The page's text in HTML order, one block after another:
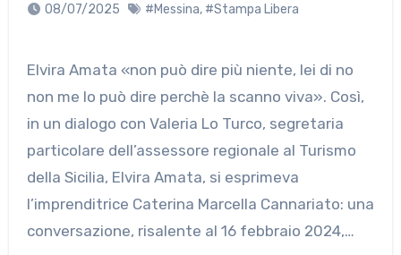
08/07/2025 #Messina, #Stampa Libera
Elvira Amata «non può dire più niente, lei di no
non me lo può dire perchè la scanno viva». Così,
in un dialogo con Valeria Lo Turco, segretaria
particolare dell’assessore regionale al Turismo
della Sicilia, Elvira Amata, si esprimeva
l’imprenditrice Caterina Marcella Cannariato: una
conversazione, risalente al 16 febbraio 2024,…